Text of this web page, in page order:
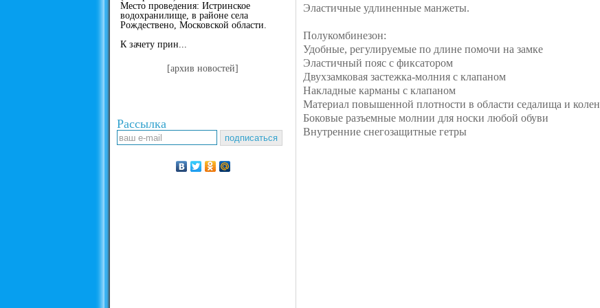
Место проведения: Истринское
водохранилище, в районе села
Рождествено, Московской области.
К зачету прин...
[архив новостей]
Рассылка
Эластичные удлиненные манжеты.
Полукомбинезон:
Удобные, регулируемые по длине помочи на замке
Эластичный пояс с фиксатором
Двухзамковая застежка-молния с клапаном
Накладные карманы с клапаном
Материал повышенной плотности в области седалища и колен
Боковые разъемные молнии для носки любой обуви
Внутренние снегозащитные гетры